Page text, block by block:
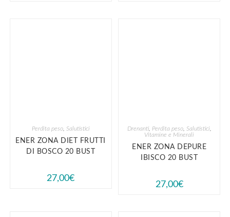
Perdita peso, Salutistici
ENER ZONA DIET FRUTTI
DI BOSCO 20 BUST
27,00€
Drenanti, Perdita peso, Salutistici
Vitamine e Minerali
ENER ZONA DEPURE
IBISCO 20 BUST
27,00€